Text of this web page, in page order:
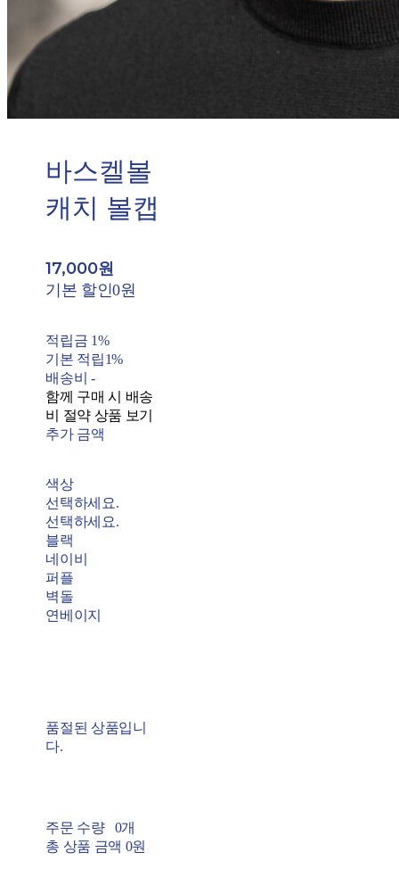
바스켈볼
캐치 볼캡
17,000원
기본 할인0원
적립금 1%
기본 적립1%
배송비 -
함께 구매 시 배송
비 절약 상품 보기
추가 금액
색상
선택하세요.
선택하세요.
블랙
네이비
퍼플
벽돌
연베이지
품절된 상품입니
다.
주문 수량
0개
총 상품 금액 0원